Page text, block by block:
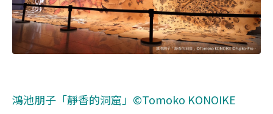
鴻池朋子「靜香的洞窟」©Tomoko KONOIKE